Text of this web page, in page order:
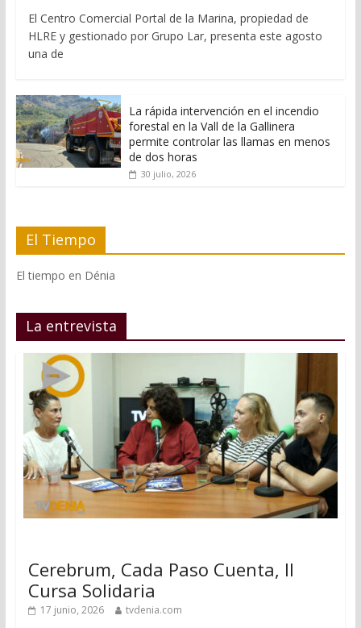
El Centro Comercial Portal de la Marina, propiedad de
HLRE y gestionado por Grupo Lar, presenta este agosto
una de
La rápida intervención en el incendio
forestal en la Vall de la Gallinera
permite controlar las llamas en menos
de dos horas
30 julio, 2026
El Tiempo
El tiempo en Dénia
La entrevista
Cerebrum, Cada Paso Cuenta, II
Cursa Solidaria
17 junio, 2026 tvdenia.com